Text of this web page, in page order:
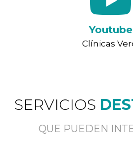
Youtube
Clínicas
SERVICIOS
QUE PUEDEN